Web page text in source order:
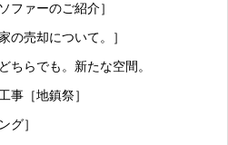
ファーのご紹介］
の売却について。］
ちらでも。新たな空間。
事［地鎮祭］
グ］